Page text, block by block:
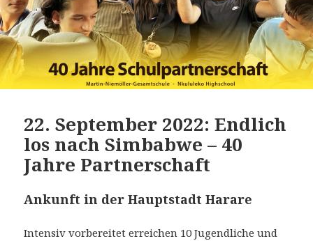
22. September 2022: Endlich
los nach Simbabwe – 40
Jahre Partnerschaft
Ankunft in der Hauptstadt Harare
Intensiv vorbereitet erreichen 10 Jugendliche und